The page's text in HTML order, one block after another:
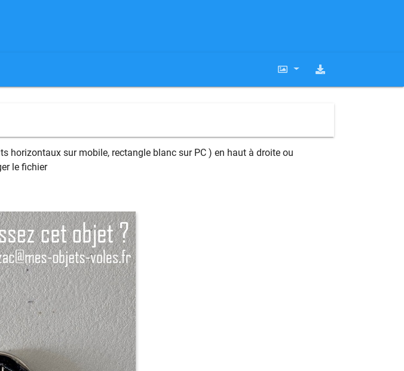
horizontaux sur mobile, rectangle blanc sur PC ) en haut à droite ou
le fichier